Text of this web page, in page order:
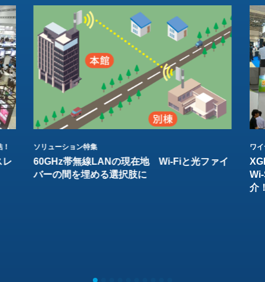
レ
ソリューション特集
60GHz帯無線LANの現在地 Wi-Fiと光ファイ
バーの間を埋める選択肢に
ワ
介